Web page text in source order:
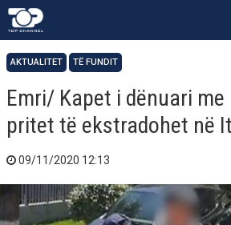
AKTUALITET TË FUNDIT
Emri/ Kapet i dënuari me
pritet të ekstradohet në
09/11/2020 12:13